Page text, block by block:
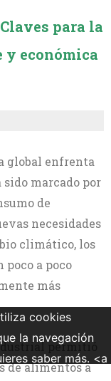
para la
y económica
global enfrenta
sido marcado por
de
necesidades
climático, los
a poco
más
permitió
de alimentos a
cookies
la navegación
saber más. <a